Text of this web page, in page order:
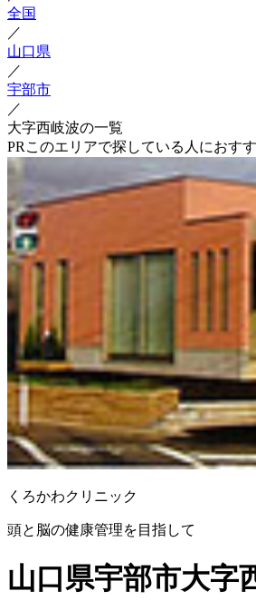
全国
／
山口県
／
宇部市
／
大字西岐波の一覧
PR このエリアで探している人におす
くろかわクリニック
頭と脳の健康管理を目指して
山口県宇部市大字